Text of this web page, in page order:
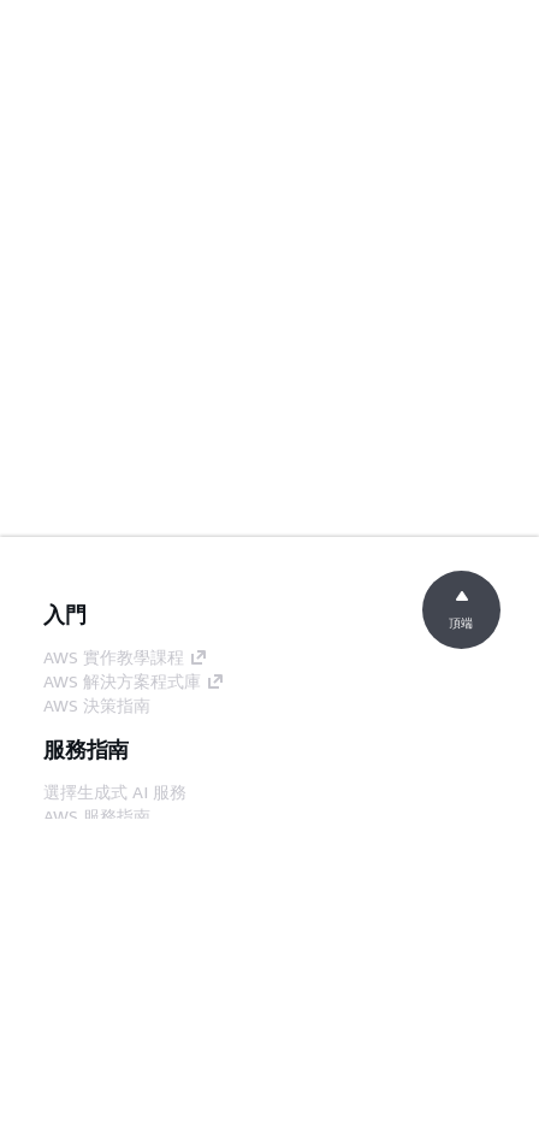
入門
AWS 實作教學課程
AWS 解決方案程式庫
AWS 決策指南
服務指南
選擇生成式 AI 服務
AWS 服務指南
頂端